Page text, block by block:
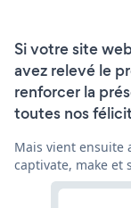
Si votre site
avez relevé le
renforcer la
toutes nos
Mais vient ensuite
captivate, make et